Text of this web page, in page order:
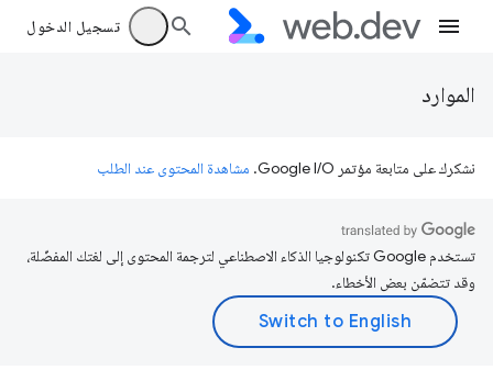
تسجيل الدخول
الموارد
نشكرك على متابعة مؤتمر Google I/O. مشاهدة المحتوى عند الطلب
تستخدم Google تكنولوجيا الذكاء الاصطناعي لترجمة المحتوى إلى لغتك المفضّلة،
وقد تتضمّن بعض الأخطاء.